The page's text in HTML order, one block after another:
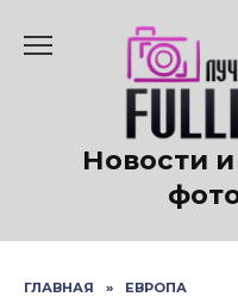
содержанию
Новости
ГЛАВНАЯ » ЕВРОПА